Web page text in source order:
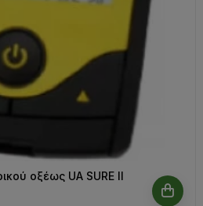
οξέως UA SURE II